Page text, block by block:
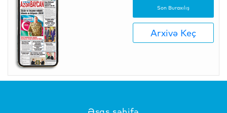
Son Buraxılış
Arxivə Keç